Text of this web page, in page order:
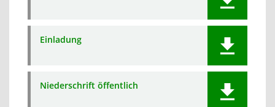
Einladung
Niederschrift öffentlich